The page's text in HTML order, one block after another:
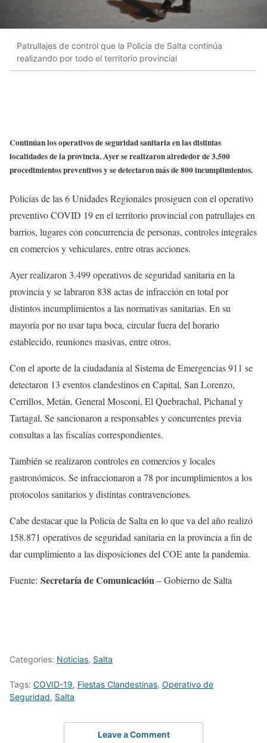
Patrullajes de control que la Policía de Salta continúa
realizando por todo el territorio provincial
Continúan los operativos de seguridad sanitaria en las distintas
localidades de la provincia. Ayer se realizaron alrededor de 3.500
procedimientos preventivos y se detectaron más de 800 incumplimientos.
Policías de las 6 Unidades Regionales prosiguen con el operativo
preventivo COVID 19 en el territorio provincial con patrullajes en
barrios, lugares con concurrencia de personas, controles integrales
en comercios y vehiculares, entre otras acciones.
Ayer realizaron 3.499 operativos de seguridad sanitaria en la
provincia y se labraron 838 actas de infracción en total por
distintos incumplimientos a las normativas sanitarias. En su
mayoría por no usar tapa boca, circular fuera del horario
establecido, reuniones masivas, entre otros.
Con el aporte de la ciudadanía al Sistema de Emergencias 911 se
detectaron 13 eventos clandestinos en Capital, San Lorenzo,
Cerrillos, Metán, General Mosconi, El Quebrachal, Pichanal y
Tartagal. Se sancionaron a responsables y concurrentes previa
consultas a las fiscalías correspondientes.
También se realizaron controles en comercios y locales
gastronómicos. Se infraccionaron a 78 por incumplimientos a los
protocolos sanitarios y distintas contravenciones.
Cabe destacar que la Policía de Salta en lo que va del año realizó
158.871 operativos de seguridad sanitaria en la provincia a fin de
dar cumplimiento a las disposiciones del COE ante la pandemia.
Fuente: Secretaría de Comunicación– Gobierno de Salta
Categories: Noticias, Salta
Tags: COVID-19, Fiestas Clandestinas, Operativo de
Seguridad, Salta
Leave a Comment